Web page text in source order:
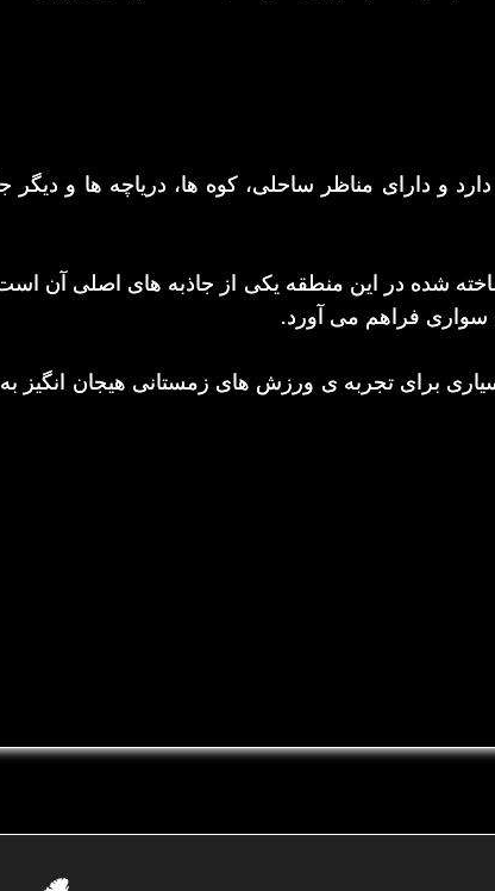
و دارای مناظر ساحلی، کوه ها، دریاچه ها و دیگر
شده در این منطقه یکی از جاذبه های اصلی آن
سواری فراهم می آورد.
برای تجربه ی ورزش های زمستانی هیجان انگیز به